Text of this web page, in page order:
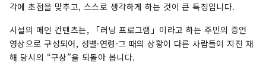
각에 초점을 맞추고, 스스로 생각하게 하는 것이 큰 특징입니다.
시설의 메인 컨텐츠는, 「러닝 프로그램」이라고 하는 주민의 증언
영상으로 구성되어, 성별·연령·그 때의 상황이 다른 사람들이 지진 재
해 당시의 “구상”을 되돌아 봅니다.